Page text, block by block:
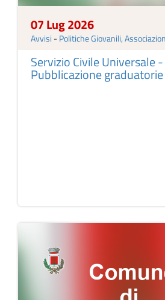
07 Lug 2026
Avvisi - Politiche Giovanili,
Servizio Civile Universale
Pubblicazione